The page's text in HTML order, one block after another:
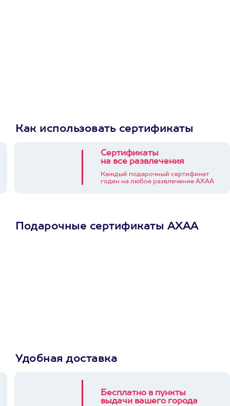
Как использовать сертификаты
Сертификаты
на все развлечения
Каждый подарочный сертификат
годен на любое развлечение АХАА
Подарочные сертификаты АХАА
Удобная доставка
Бесплатно в пункты
выдачи вашего города